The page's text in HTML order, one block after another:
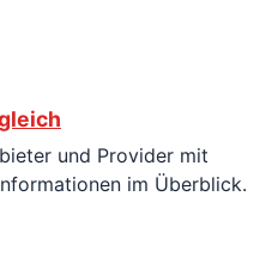
und Provider mit
im Überblick.